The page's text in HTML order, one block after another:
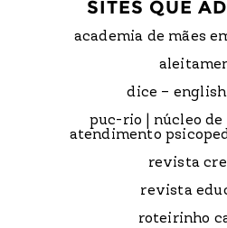
SITES QUE
academia de mães
dice –
puc-rio | núcleo de
atendimento
revista
revista
roteirinho